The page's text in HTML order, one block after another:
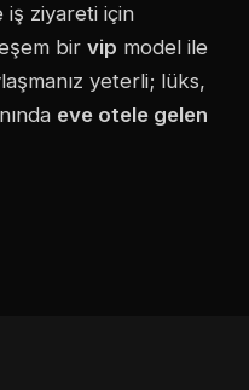
iş ziyareti için
bir vip model ile
yeterli; lüks,
eve otele gelen